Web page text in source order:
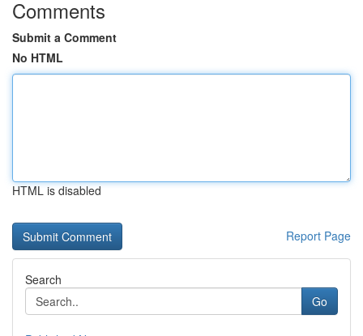
Comments
Submit a Comment
No HTML
HTML is disabled
Report Page
Search
Go